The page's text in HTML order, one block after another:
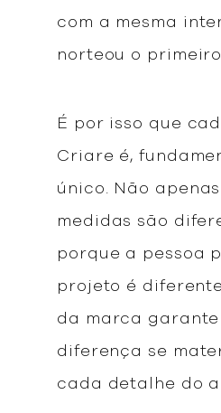
com a mesma
norteou o
É por isso que
Criare é,
único. Não
medidas são
porque a pessoa
projeto é
da marca garante
diferença se
cada detalhe do